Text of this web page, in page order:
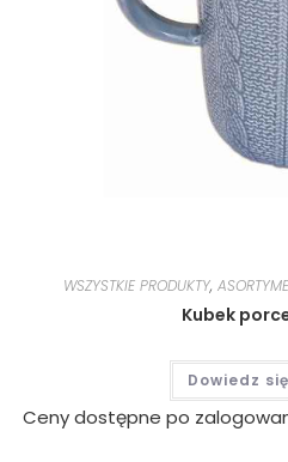
WSZYSTKIE PRODUKTY,
Kubek
Dowiedz
Ceny dostępne po